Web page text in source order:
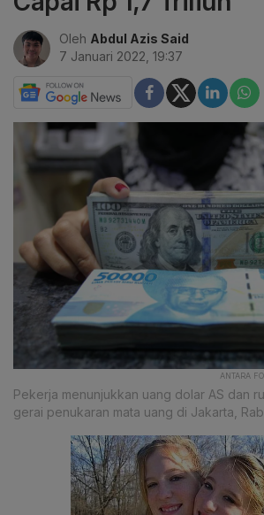
Oleh Abdul Azis Said
7 Januari 2022, 19:37
ANTARA
Pekerja menunjukkan uang dolar AS dan
gerai penukaran mata uang di Jakarta,